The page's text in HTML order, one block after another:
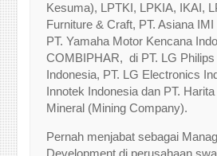
Kesuma), LPTKI, LPKIA, IKAI,
Furniture & Craft, PT. Asiana
PT. Yamaha Motor Kencana
COMBIPHAR, di PT. LG
Indonesia, PT. LG Electronics
Innotek Indonesia dan PT.
Mineral (Mining Company).
Pernah menjabat sebagai
Development di perusahaan